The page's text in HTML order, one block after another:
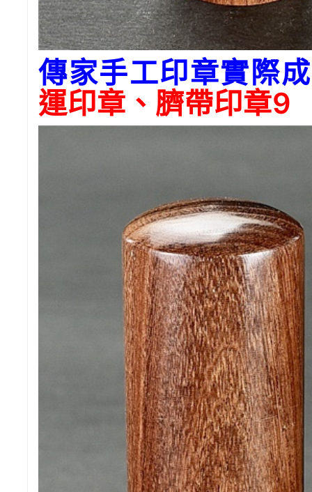
傳家手工印章實際
運印章、臍帶印章9